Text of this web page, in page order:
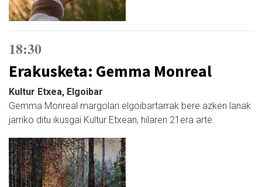
18:30
Erakusketa: Gemma Monreal
Kultur Etxea, Elgoibar
Gemma Monreal margolari elgoibartarrak bere azken lanak
jarriko ditu ikusgai Kultur Etxean, hilaren 21era arte.